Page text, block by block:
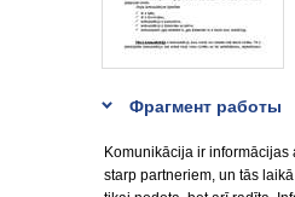
Фрагмент работы
Komunikācija ir informācijas
starp partneriem, un tās